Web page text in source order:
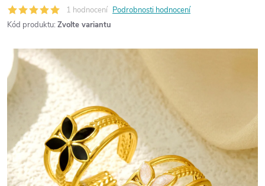
1 hodnocení Podrobnosti hodnocení
Kód produktu: Zvolte variantu